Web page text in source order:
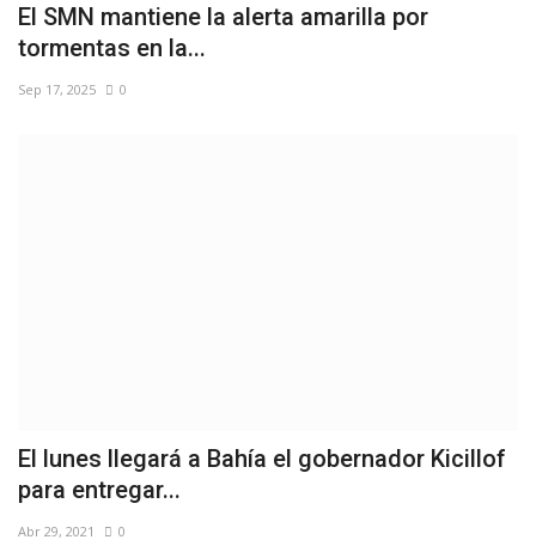
El SMN mantiene la alerta amarilla por
tormentas en la...
Sep 17, 2025 0
El lunes llegará a Bahía el gobernador Kicillof
para entregar...
Abr 29, 2021 0